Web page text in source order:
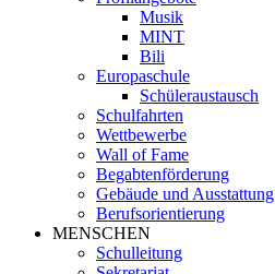
Musik
MINT
Bili
Europaschule
Schüleraustausch
Schulfahrten
Wettbewerbe
Wall of Fame
Begabtenförderung
Gebäude und Ausstattung
Berufsorientierung
MENSCHEN
Schulleitung